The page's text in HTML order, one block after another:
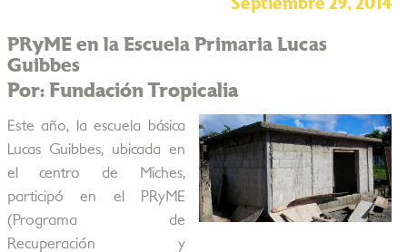
Septiembre 29, 2014
PRyME en la Escuela Primaria Lucas
Guibbes
Por: Fundación Tropicalia
Este año, la escuela básica
Lucas Guibbes, ubicada en
el centro de Miches,
participó en el PRyME
(Programa de
Recuperación y